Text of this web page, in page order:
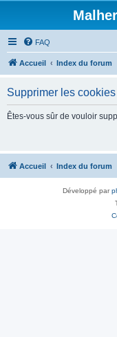
FAQ
Accueil Index du forum
Supprimer les cookies
Êtes-vous sûr de vouloir
Accueil Index du forum
Développé par